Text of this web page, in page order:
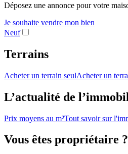
Déposez une annonce pour votre
Je souhaite vendre mon bien
Neuf
Terrains
Acheter un terrain seulAcheter un
L’actualité de
Prix moyens au m²Tout savoir sur
Vous êtes propriétaire ?